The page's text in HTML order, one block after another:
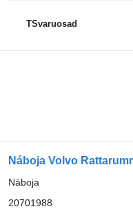
TSvaruosad
Náboja Volvo
Náboja
20701988